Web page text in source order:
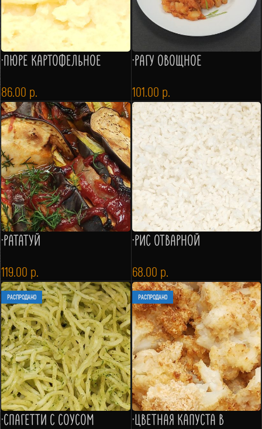
·ПЮРЕ КАРТОФЕЛЬНОЕ
86.00 р.
·РАГУ ОВОЩНОЕ
101.00 р.
·РАТАТУЙ
119.00 р.
·РИС ОТВАРНОЙ
68.00 р.
РАСПРОДАНО
·СПАГЕТТИ С СОУСОМ
РАСПРОДАНО
·ЦВЕТНАЯ КАПУСТА В